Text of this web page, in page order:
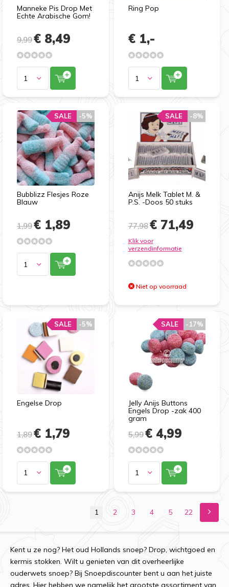
Manneke Pis Drop Met
Echte Arabische Gom!
9,99€ 8,49
Ring Pop
€ 1,-
Bubblizz Flesjes Roze
Blauw
-5%
SALE
1,99€ 1,89
Anijs Melk Tablet M. &
P.S. -Doos 50 stuks
-8%
SALE
77,98€ 71,49
Klik voor
verzendinformatie
Niet op voorraad
Engelse Drop
-5%
SALE
1,89€ 1,79
Jelly Anijs Buttons
Engels Drop -zak 400
gram
-17%
SALE
5,99€ 4,99
1 2 3 4 5 22
Kent u ze nog? Het oud Hollands snoep? Drop, wichtgoed en
kermis stokken. Wilt u genieten van dit overheerlijke
ouderwets snoep? Bij Snoepdiscounter bent u aan het juiste
adres. Hier hebben we namelijk het grootste assortiment van